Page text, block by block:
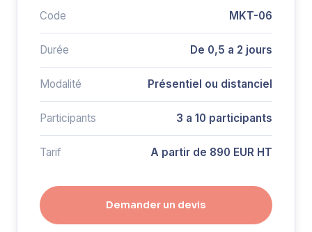
Code MKT-06
Durée De 0,5 a 2 jours
Modalité Présentiel ou distanciel
Participants 3 a 10 participants
Tarif A partir de 890 EUR HT
Demander un devis